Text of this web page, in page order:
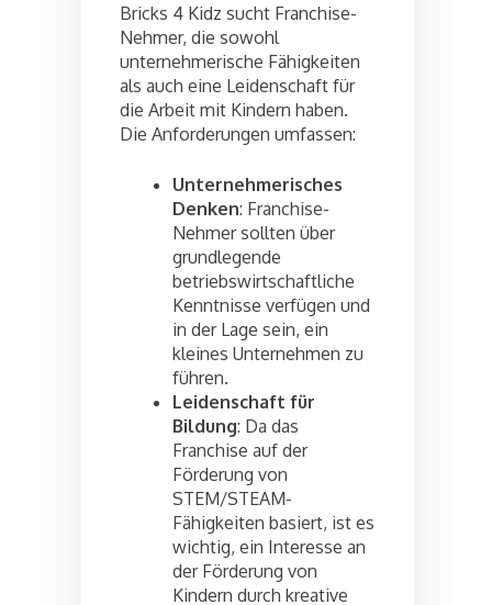
Bricks 4 Kidz sucht Franchise-
Nehmer, die sowohl
unternehmerische Fähigkeiten
als auch eine Leidenschaft für
die Arbeit mit Kindern haben.
Die Anforderungen umfassen:
Unternehmerisches
Denken: Franchise-
Nehmer sollten über
grundlegende
betriebswirtschaftliche
Kenntnisse verfügen und
in der Lage sein, ein
kleines Unternehmen zu
führen.
Leidenschaft für
Bildung: Da das
Franchise auf der
Förderung von
STEM/STEAM-
Fähigkeiten basiert, ist es
wichtig, ein Interesse an
der Förderung von
Kindern durch kreative